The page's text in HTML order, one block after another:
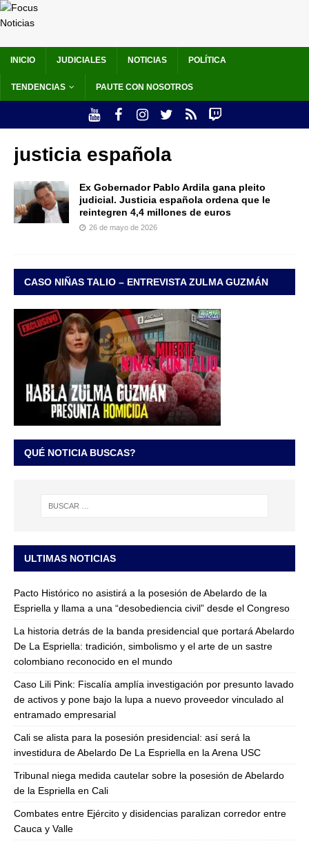
INICIO JUDICIALES NOTICIAS POLÍTICA
TENDENCIAS PAUTE CON NOSOTROS
justicia española
Ex Gobernador Pablo Ardila gana pleito
judicial. Justicia española ordena que le
reintegren 4,4 millones de euros
26 de mayo de 2026
CASO NIÑAS TALIO – ENTREVISTA ZULMA GUZMÁN
QUÉ NOTICIA BUSCAS?
ULTIMAS NOTICIAS
Pacto Histórico no asistirá a la posesión de Abelardo de la
Espriella y llama a una “desobediencia civil” desde el Congreso
La historia detrás de la banda presidencial que portará Abelardo
De La Espriella: tradición, simbolismo y el arte de un sastre
colombiano reconocido en el mundo
Caso Lili Pink: Fiscalía amplía investigación por presunto lavado
de activos y pone bajo la lupa a nuevo proveedor vinculado al
entramado empresarial
Cali se alista para la posesión presidencial: así será la
investidura de Abelardo De La Espriella en la Arena USC
Tribunal niega medida cautelar sobre la posesión de Abelardo
de la Espriella en Cali
Combates entre Ejército y disidencias paralizan corredor entre
Cauca y Valle